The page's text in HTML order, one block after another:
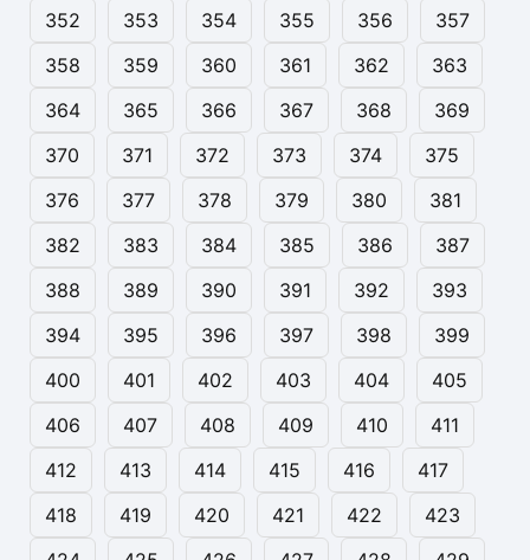
352
353 354 355 356
357
358
359 360 361 362
363
364
365 366 367 368
369
370
371 372 373 374
375
376
377 378 379 380
381
382
383 384 385 386
387
388
389 390 391 392
393
394
395 396 397 398
399
400
401 402 403 404
405
406
407 408 409 410
411
412
413 414 415 416
417
418
419 420 421 422
423